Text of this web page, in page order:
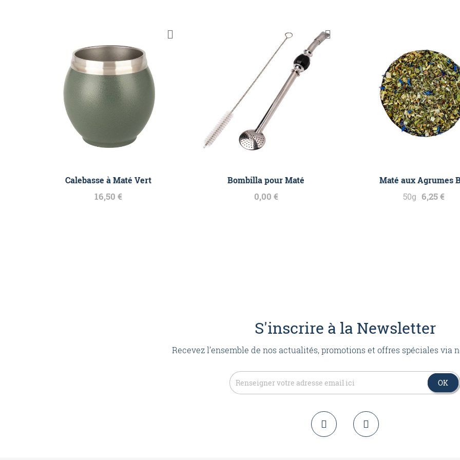
Calebasse à Maté Vert
16,50 €
Bombilla pour Maté
0,00 €
Maté aux Agrumes
50g 6,25 €
S'inscrire à la Newsletter
Recevez l’ensemble de nos actualités, promotions et offres spéciales via
OK
OK